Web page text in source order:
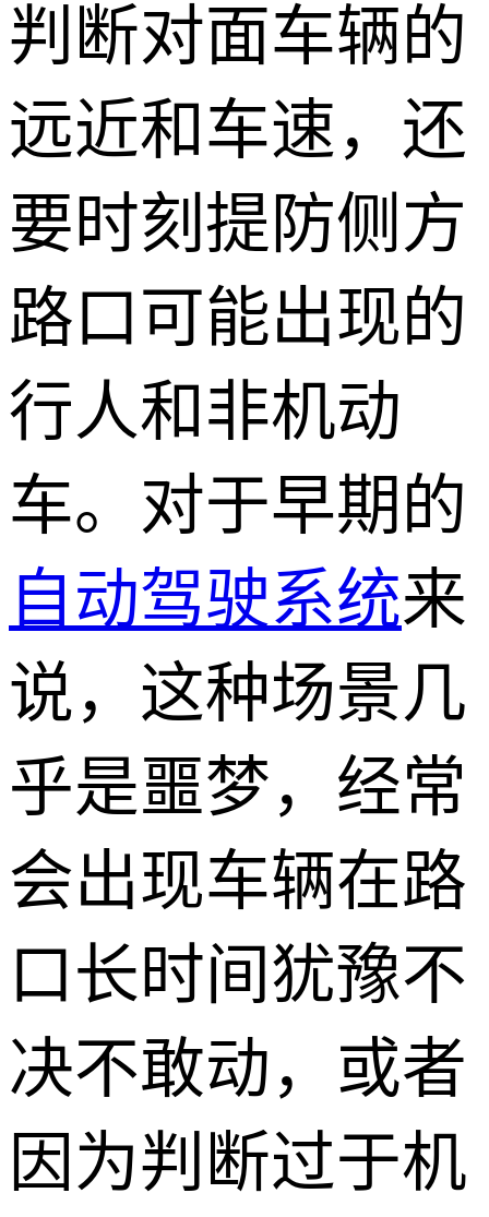
判断对面车辆的
远近和车速，还
要时刻提防侧方
路口可能出现的
行人和非机动
车。对于早期的
自动驾驶系统来
说，这种场景几
乎是噩梦，经常
会出现车辆在路
口长时间犹豫不
决不敢动，或者
因为判断过于机